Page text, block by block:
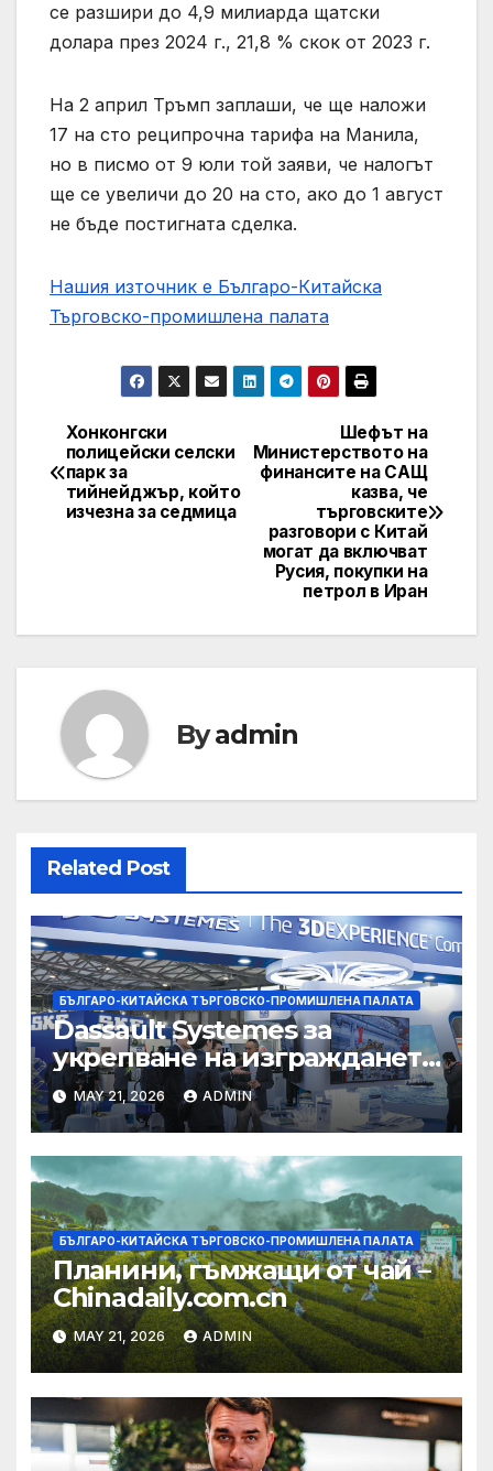
се разшири до 4,9 милиарда щатски
долара през 2024 г., 21,8 % скок от 2023 г.
На 2 април Тръмп заплаши, че ще наложи
17 на сто реципрочна тарифа на Манила,
но в писмо от 9 юли той заяви, че налогът
ще се увеличи до 20 на сто, ако до 1 август
не бъде постигната сделка.
Нашия източник е Българо-Китайска
Търговско-промишлена палaта
Post
navigation
Шефът на
Министерството на
финансите на САЩ
казва, че
търговските
разговори с Китай
могат да включват
Русия, покупки на
петрол в Иран
Хонконгски
полицейски селски
парк за
тийнейджър, който
изчезна за седмица
Byadmin
Related Post
БЪЛГАРО-КИТАЙСКА ТЪРГОВСКО-ПРОМИШЛЕНА ПАЛАТА
Dassault Systemes за
укрепване на изграждането
на AI екосистема в Китай
MAY 21, 2026 ADMIN
БЪЛГАРО-КИТАЙСКА ТЪРГОВСКО-ПРОМИШЛЕНА ПАЛАТА
Планини, гъмжащи от чай –
Chinadaily.com.cn
MAY 21, 2026 ADMIN